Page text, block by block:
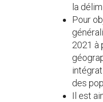
la
Pour
2021 à
des
Il est